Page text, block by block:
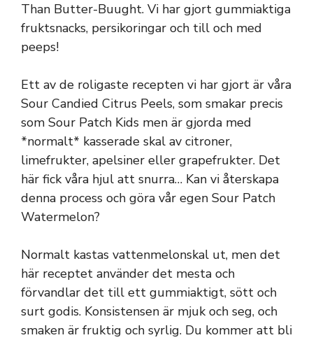
Than Butter-Buught. Vi har gjort gummiaktiga
fruktsnacks, persikoringar och till och med
peeps!
Ett av de roligaste recepten vi har gjort är våra
Sour Candied Citrus Peels, som smakar precis
som Sour Patch Kids men är gjorda med
*normalt* kasserade skal av citroner,
limefrukter, apelsiner eller grapefrukter. Det
här fick våra hjul att snurra… Kan vi återskapa
denna process och göra vår egen Sour Patch
Watermelon?
Normalt kastas vattenmelonskal ut, men det
här receptet använder det mesta och
förvandlar det till ett gummiaktigt, sött och
surt godis. Konsistensen är mjuk och seg, och
smaken är fruktig och syrlig. Du kommer att bli